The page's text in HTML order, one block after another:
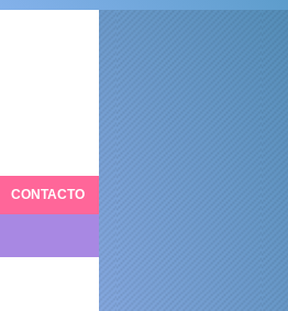
CONTACTO